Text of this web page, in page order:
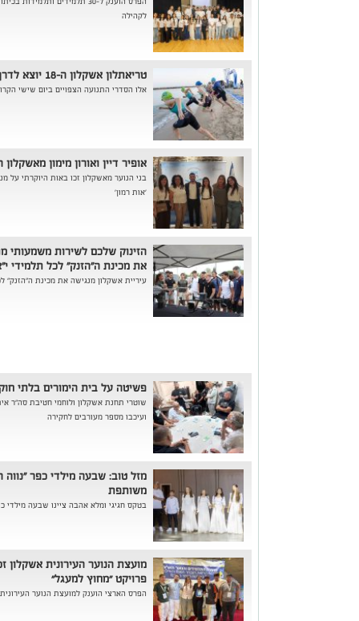
לקהילה
טריאתלון אשקלון ה-18 יוצא לדרך:
אלו הסדרי התנועה הצפויים ביום שישי
אופיר דיין ואורון מימון
בני הנוער מאשקלון זכו באות היוקרתי על
'אות רמון'
הזינוק שלכם לשירות משמעותי
את מכינת ה"הזנק" לכל תלמידי
עיריית אשקלון מנגישה את מכינת ה"הזנק"
פשיטה על בית הימורים בלתי
שוטרי תחנת אשקלון ולוחמי חטיבת סה"ר
ועיכבו מספר מעורבים לחקירה
מזל טוב: שבעה מילדי כפר "נווה
משותפת
בטקס חגיגי ומלא אהבה ציינו שבעה מילדי
מועצת הנוער העירונית
פרויקט ״מחוץ למעגל״
הפרס הארצי הוענק למועצת הנוער